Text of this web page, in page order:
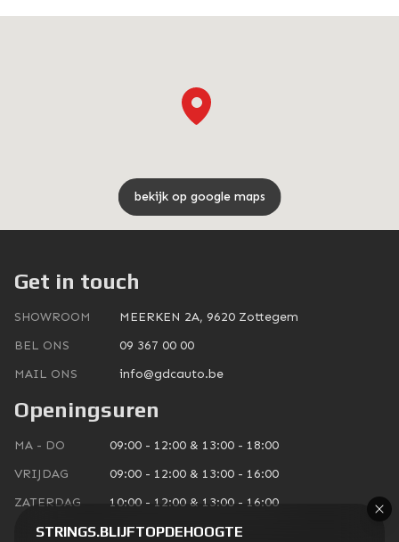
Get in touch
SHOWROOM
MEERKEN 2A, 9620 Zottegem
BEL ONS
09 367 00 00
MAIL ONS
info@gdcauto.be
Openingsuren
MA - DO
09:00 - 12:00 & 13:00 - 18:00
VRIJDAG
09:00 - 12:00 & 13:00 - 16:00
ZATERDAG
10:00 - 12:00 & 13:00 - 16:00
bekijk op google maps
STRINGS.BLIJFTOPDEHOOGTE